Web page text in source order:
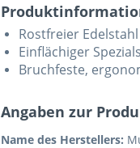
Rostfreier Edelstahl
Einflächiger
Bruchfeste,
Angaben zur
Name des Herstellers: